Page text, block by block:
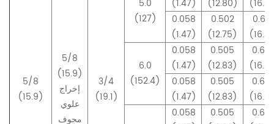
5/8
(15.9)
5/8
(15.9)
إخراج
علوي
مجوف
3/4
(19.1)
5.0
(127)
(1.47)
(12.80)
0.058
(1.47)
0.502
(12.75)
6.0
(152.4)
0.058
(1.47)
0.505
(12.83)
0.058
(1.47)
0.505
(12.83)
0.058
0.505